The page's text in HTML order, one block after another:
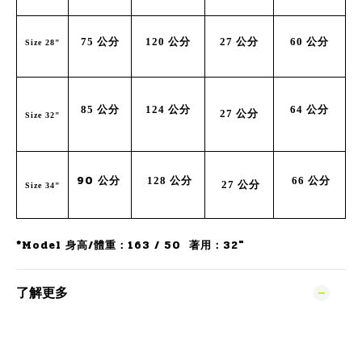
Size 28" 75 公分 120 公分 27 公分 60 公分
Size 32" 85 公分 124 公分 27 公分 64 公分
Size 34" 90 公分 128 公分 27 公分 66 公分
*Model 身高/體重：163 / 50 著用：32"
了解更多